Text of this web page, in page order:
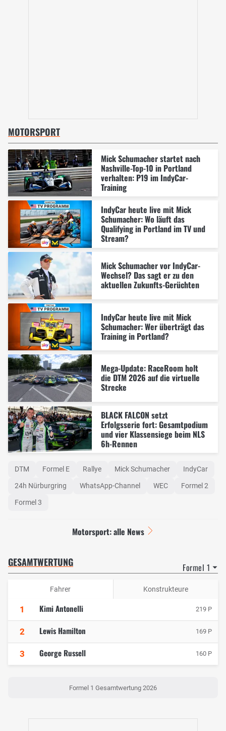
MOTORSPORT
Mick Schumacher startet nach
Nashville-Top-10 in Portland
verhalten: P19 im IndyCar-
Training
IndyCar heute live mit Mick
Schumacher: Wo läuft das
Qualifying in Portland im TV und
Stream?
Mick Schumacher vor IndyCar-
Wechsel? Das sagt er zu den
aktuellen Zukunfts-Gerüchten
IndyCar heute live mit Mick
Schumacher: Wer überträgt das
Training in Portland?
Mega-Update: RaceRoom holt
die DTM 2026 auf die virtuelle
Strecke
BLACK FALCON setzt
Erfolgsserie fort: Gesamtpodium
und vier Klassensiege beim NLS
6h-Rennen
DTM Formel E Rallye Mick Schumacher IndyCar
24h Nürburgring WhatsApp-Channel WEC Formel 2
Formel 3
Motorsport: alle News
Formel 1
GESAMTWERTUNG
Fahrer Konstrukteure
1 Kimi Antonelli 219 P
2 Lewis Hamilton 169 P
3 George Russell 160 P
Formel 1 Gesamtwertung 2026